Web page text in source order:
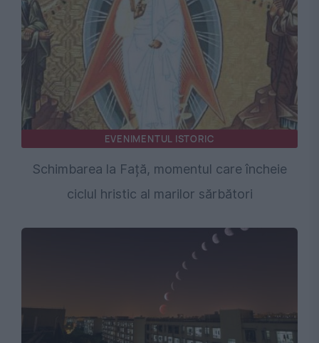
EVENIMENTUL ISTORIC
Schimbarea la Față, momentul care încheie
ciclul hristic al marilor sărbători